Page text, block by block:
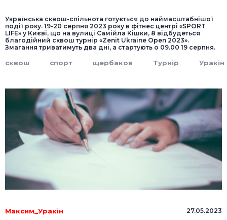
Українська сквош-спільнота готується до наймасштабнішої
події року. 19-20 серпня 2023 року в фітнес центрі «SPORT
LIFE» у Києві, що на вулиці Самійла Кішки, 8 відбудеться
благодійний сквош турнір «Zenit Ukraine Open 2023».
Змагання триватимуть два дні, а стартують о 09.00 19 серпня.
сквош спорт щербаков Турнір Уракін
Максим_Уракін 27.05.2023